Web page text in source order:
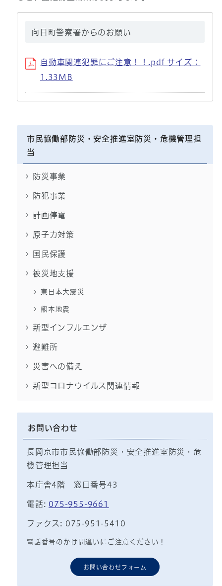
向日町警察署からのお願い
自動車関連犯罪にご注意！！.pdf サイズ：
1.33MB
市民協働部防災・安全推進室防災・危機管理担
当
防災事業
防犯事業
計画停電
原子力対策
国民保護
被災地支援
東日本大震災
熊本地震
新型インフルエンザ
避難所
災害への備え
新型コロナウイルス関連情報
お問い合わせ
長岡京市市民協働部防災・安全推進室防災・危
機管理担当
本庁舎4階 窓口番号43
電話: 075-955-9661
ファクス: 075-951-5410
電話番号のかけ間違いにご注意ください！
お問い合わせフォーム